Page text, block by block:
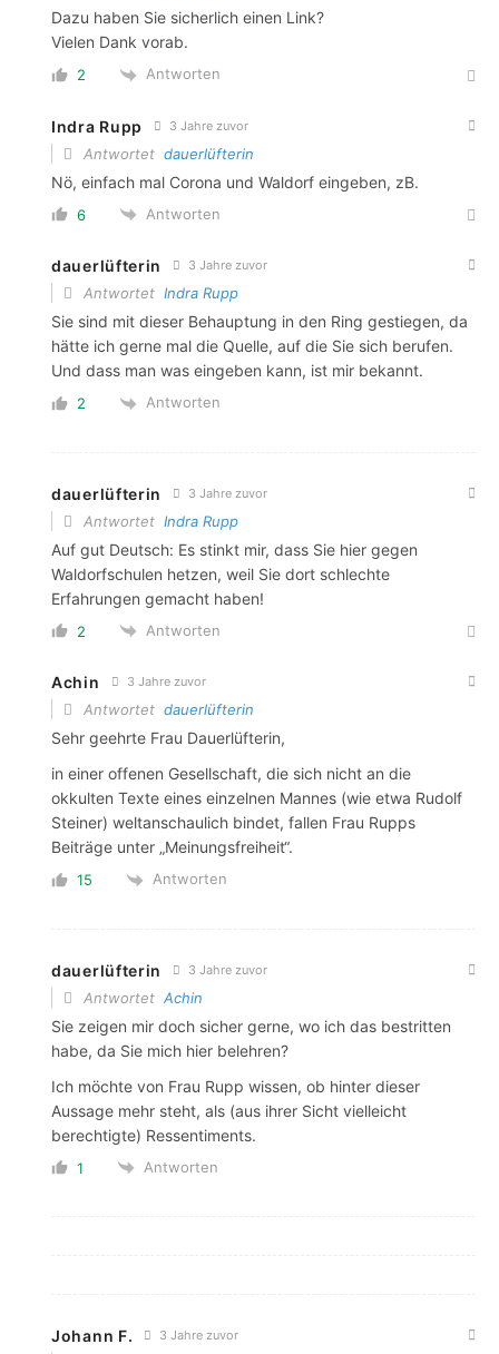
Dazu haben Sie sicherlich einen Link?
Vielen Dank vorab.
2 Antworten
Indra Rupp 3 Jahre zuvor
Antwortet dauerlüfterin
Nö, einfach mal Corona und Waldorf eingeben, zB.
6 Antworten
dauerlüfterin 3 Jahre zuvor
Antwortet Indra Rupp
Sie sind mit dieser Behauptung in den Ring gestiegen, da
hätte ich gerne mal die Quelle, auf die Sie sich berufen.
Und dass man was eingeben kann, ist mir bekannt.
2 Antworten
dauerlüfterin 3 Jahre zuvor
Antwortet Indra Rupp
Auf gut Deutsch: Es stinkt mir, dass Sie hier gegen
Waldorfschulen hetzen, weil Sie dort schlechte
Erfahrungen gemacht haben!
2 Antworten
Achin 3 Jahre zuvor
Antwortet dauerlüfterin
Sehr geehrte Frau Dauerlüfterin,
in einer offenen Gesellschaft, die sich nicht an die
okkulten Texte eines einzelnen Mannes (wie etwa Rudolf
Steiner) weltanschaulich bindet, fallen Frau Rupps
Beiträge unter „Meinungsfreiheit“.
15 Antworten
dauerlüfterin 3 Jahre zuvor
Antwortet Achin
Sie zeigen mir doch sicher gerne, wo ich das bestritten
habe, da Sie mich hier belehren?
Ich möchte von Frau Rupp wissen, ob hinter dieser
Aussage mehr steht, als (aus ihrer Sicht vielleicht
berechtigte) Ressentiments.
1 Antworten
Johann F. 3 Jahre zuvor